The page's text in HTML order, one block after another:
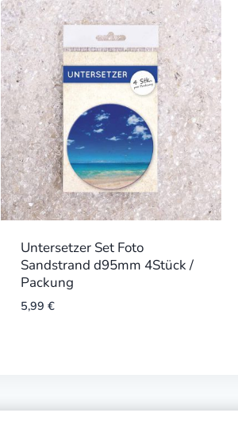
Untersetzer Set Foto
Sandstrand d95mm 4Stück /
Packung
5,99 €